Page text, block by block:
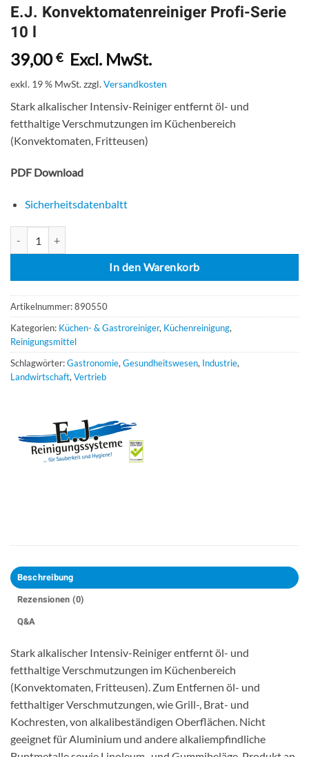
E.J. Konvektomatenreiniger Profi-Serie
10 l
39,00€ Excl. MwSt.
exkl. 19 % MwSt.zzgl.Versandkosten
Stark alkalischer Intensiv-Reiniger entfernt öl- und
fetthaltige Verschmutzungen im Küchenbereich
(Konvektomaten, Fritteusen)
PDF Download
Sicherheitsdatenbaltt
In den Warenkorb
Artikelnummer:890550
Kategorien: Küchen- & Gastroreiniger, Küchenreinigung,
Reinigungsmittel
Schlagwörter:Gastronomie,Gesundheitswesen, Industrie,
Landwirtschaft,Vertrieb
Beschreibung
Rezensionen (0)
Q&A
Stark alkalischer Intensiv-Reiniger entfernt öl- und
fetthaltige Verschmutzungen im Küchenbereich
(Konvektomaten, Fritteusen). Zum Entfernen öl- und
fetthaltiger Verschmutzungen, wie Grill-, Brat- und
Kochresten, von alkalibeständigen Oberflächen. Nicht
geeignet für Aluminium und andere alkaliempfindliche